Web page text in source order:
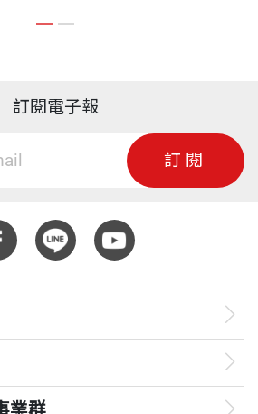
漫畫，學物理》、《看漫畫，學
學環保》、《看漫畫，學 SEX》
天下文化出版）、《看漫畫，學
，學宇宙史》等。這一系列的漫
售量超過百萬冊，並有十多種語
尼克與妻子及兩個女兒住在舊金
254
訂閱電子報
訂閱